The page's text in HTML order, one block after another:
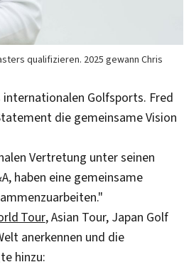
qualifizieren. 2025 gewann Chris
Golfsports. Fred
die gemeinsame Vision
Vertretung unter seinen
haben eine gemeinsame
Tour, Asian Tour, Japan Golf
anerkennen und die
hinzu: